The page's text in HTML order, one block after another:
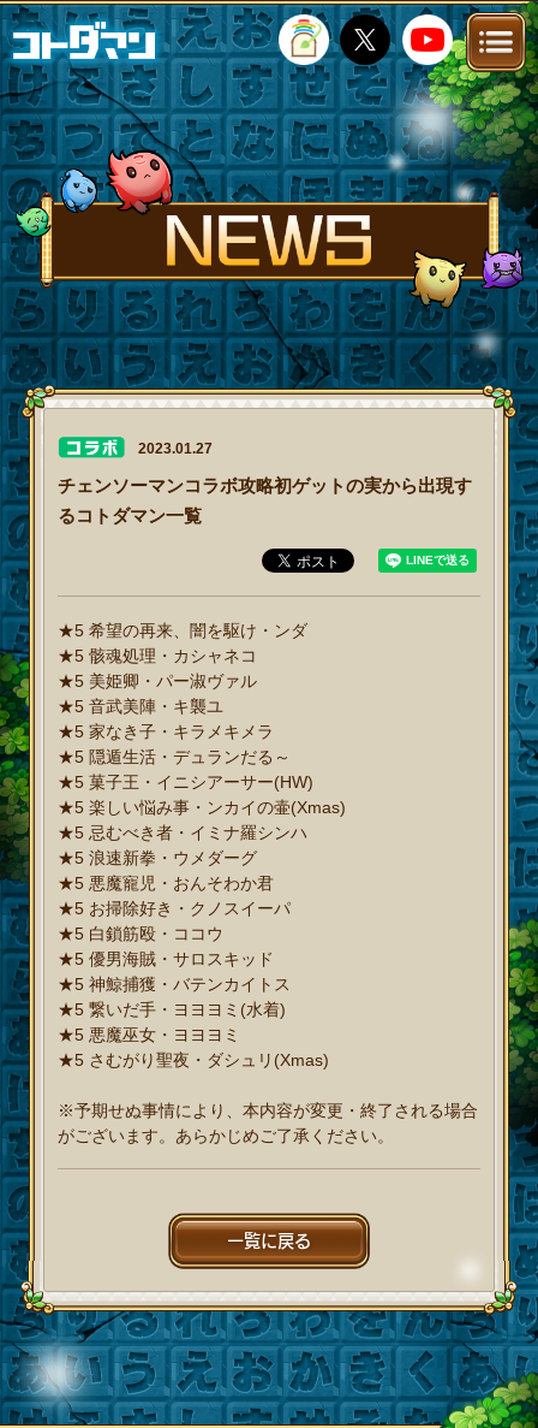
TOP STORY NEWS
FANKIT FAQ
2023.01.27
チェンソーマンコラボ攻略初ゲットの実から出現す
るコトダマン一覧
★5 希望の再来、闇を駆け・ンダ
★5 骸魂処理・カシャネコ
★5 美姫卿・パー淑ヴァル
★5 音武美陣・キ襲ユ
★5 家なき子・キラメキメラ
★5 隠遁生活・デュランだる～
★5 菓子王・イニシアーサー(HW)
★5 楽しい悩み事・ンカイの壷(Xmas)
★5 忌むべき者・イミナ羅シンハ
★5 浪速新拳・ウメダーグ
★5 悪魔寵児・おんそわか君
★5 お掃除好き・クノスイーパ
★5 白鎖筋殴・ココウ
★5 優男海賊・サロスキッド
★5 神鯨捕獲・バテンカイトス
★5 繋いだ手・ヨヨヨミ(水着)
★5 悪魔巫女・ヨヨヨミ
★5 さむがり聖夜・ダシュリ(Xmas)
※予期せぬ事情により、本内容が変更・終了される場合
がございます。あらかじめご了承ください。
一覧に戻る